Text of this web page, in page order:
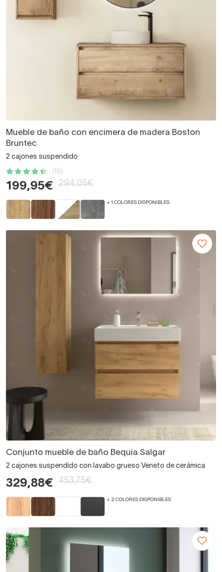
Mueble de baño con encimera de madera Boston
Bruntec
2 cajones suspendido
(18)
199,95€ 294,05€
+ 1 COLORES DISPONIBLES
Conjunto mueble de baño Bequia Salgar
2 cajones suspendido con lavabo grueso Veneto de cerámica
329,88€ 453,75€
+ 2 COLORES DISPONIBLES